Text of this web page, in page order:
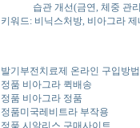
습관 개선(금연, 체중 관
키워드: 비닉스처방, 비아그라
발기부전치료제 온라인 구입방법
정품 비아그라 퀵배송
정품 비아그라 정품
정품미국레비트라 부작용
정품 시알리스 구매사이트